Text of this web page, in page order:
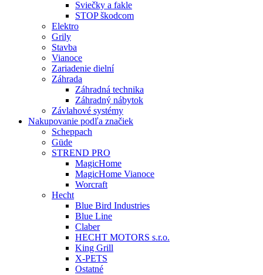
Sviečky a fakle
STOP škodcom
Elektro
Grily
Stavba
Vianoce
Zariadenie dielní
Záhrada
Záhradná technika
Záhradný nábytok
Závlahové systémy
Nakupovanie podľa značiek
Scheppach
Güde
STREND PRO
MagicHome
MagicHome Vianoce
Worcraft
Hecht
Blue Bird Industries
Blue Line
Claber
HECHT MOTORS s.r.o.
King Grill
X-PETS
Ostatné